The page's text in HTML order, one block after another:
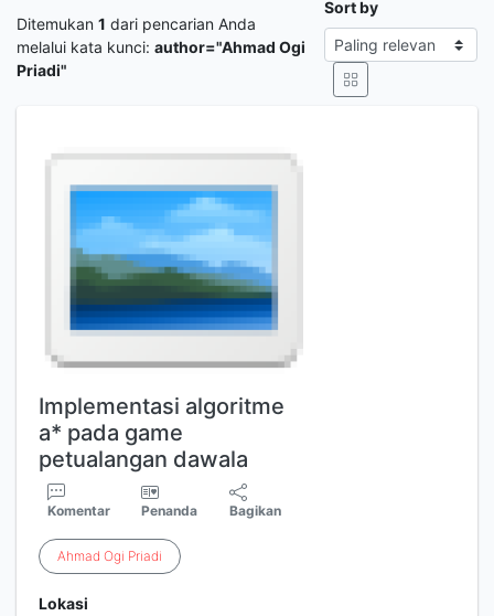
Ditemukan 1 dari pencarian Anda
melalui kata kunci: author="Ahmad Ogi
Priadi"
Sort by
Implementasi algoritme
a* pada game
petualangan dawala
Komentar Penanda Bagikan
Ahmad Ogi Priadi
Lokasi